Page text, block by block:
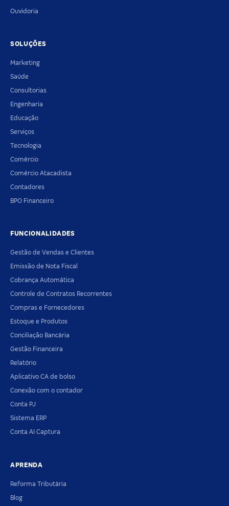
Ouvidoria
SOLUÇÕES
Marketing
Saúde
Consultorias
Engenharia
Educação
Serviços
Tecnologia
Comércio
Comércio Atacadista
Contadores
BPO Financeiro
FUNCIONALIDADES
Gestão de Vendas e Clientes
Emissão de Nota Fiscal
Cobrança Automática
Controle de Contratos Recorrentes
Compras e Fornecedores
Estoque e Produtos
Conciliação Bancária
Gestão Financeira
Relatório
Aplicativo CA de bolso
Conexão com o contador
Conta PJ
Sistema ERP
Conta AI Captura
APRENDA
Reforma Tributária
Blog